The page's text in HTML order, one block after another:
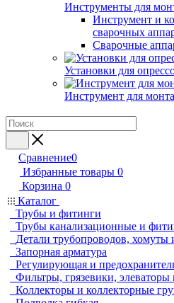
Инструменты для
Инструмент и
сварочных
Сварочные
Установки для
Инструмент для
Сравнение0
Избранные товары 0
Корзина 0
Каталог
Трубы и фитинги
Трубы канализационные и
Детали трубопроводов, хомуты
Запорная арматура
Регулирующая и
Фильтры, грязевики, элеваторы
Коллекторы и коллекторные